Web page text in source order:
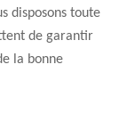
disposons toute
de garantir
la bonne